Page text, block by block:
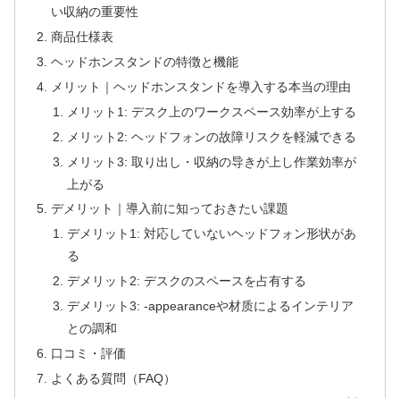
い収納の重要性
商品仕様表
ヘッドホンスタンドの特徴と機能
メリット｜ヘッドホンスタンドを導入する本当の理由
メリット1: デスク上のワークスペース効率が上する
メリット2: ヘッドフォンの故障リスクを軽減できる
メリット3: 取り出し・収納の导きが上し作業効率が
上がる
デメリット｜導入前に知っておきたい課題
デメリット1: 対応していないヘッドフォン形状があ
る
デメリット2: デスクのスペースを占有する
デメリット3: -appearanceや材质によるインテリア
との調和
口コミ・評価
よくある質問（FAQ）